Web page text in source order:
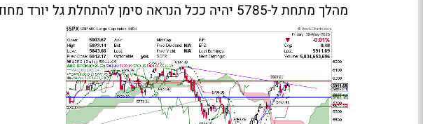
מהלך מתחת ל-5785 יהיה ככל הנראה סימן להתחלת גל יורד מחודש ומשמעותי.